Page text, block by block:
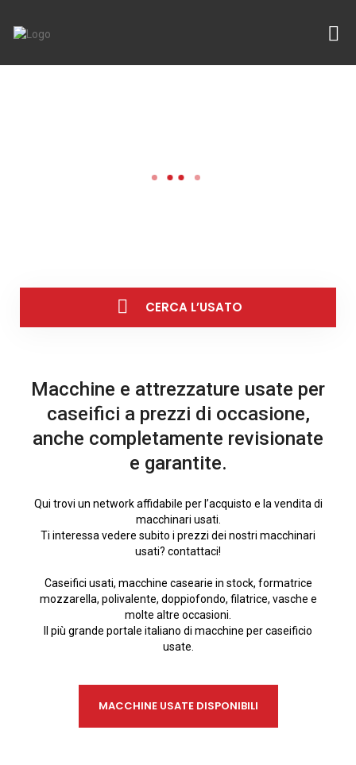
CERCA L’USATO
Macchine e attrezzature usate per
caseifici a prezzi di occasione,
anche completamente revisionate
e garantite.
Qui trovi un network affidabile per l’acquisto e la vendita di
macchinari usati.
Ti interessa vedere subito i prezzi dei nostri macchinari
usati? contattaci!
Caseifici usati, macchine casearie in stock, formatrice
mozzarella, polivalente, doppiofondo, filatrice, vasche e
molte altre occasioni.
Il più grande portale italiano di macchine per caseificio
usate.
MACCHINE USATE DISPONIBILI